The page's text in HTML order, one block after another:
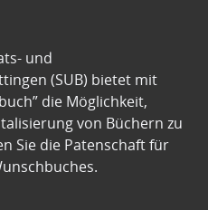
und
(SUB) bietet mit
die Möglichkeit,
von Büchern zu
Sie die Patenschaft für